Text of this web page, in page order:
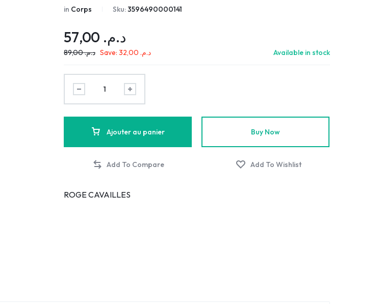
in Corps Sku:3596490000141
د.م.
د.م.89,00 Save: د.م.32,00 Available in stock
Ajouter au panier Buy Now
ROGE CAVAILLES